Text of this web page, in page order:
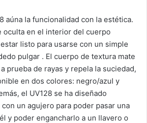
aúna la funcionalidad con la estética.
oculta en el interior del cuerpo
listo para usarse con un simple
pulgar . El cuerpo de textura mate
prueba de rayas y repela la suciedad,
en dos colores: negro/azul y
el UV128 se ha diseñado
un agujero para poder pasar una
y poder engancharlo a un llavero o